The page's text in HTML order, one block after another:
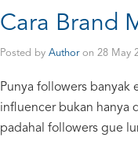
Cara Brand
Posted by Author on 28 May
Punya followers banyak
influencer bukan hanya
padahal followers gue